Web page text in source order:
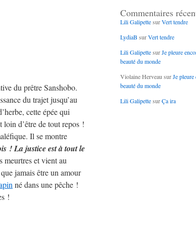
du prêtre Sanshobo.
du trajet jusqu’au
cette épée qui
d’être de tout repos !
Il se montre
! La justice est à tout le
meurtres et vient au
jamais être un amour
né dans une pêche !
!
Commentaires
Lili GalipettesurVert tendre
LydiaB surVert tendre
Lili GalipettesurJe pleure
beauté du monde
Violaine Herveau surJe pleure
beauté du monde
Lili GalipettesurÇa ira